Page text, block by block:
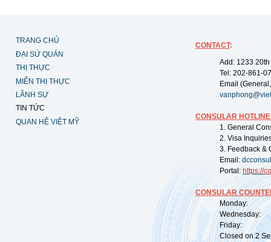
TRANG CHỦ
ĐẠI SỨ QUÁN
THỊ THỰC
MIỄN THỊ THỰC
LÃNH SỰ
TIN TỨC
QUAN HỆ VIỆT MỸ
CONTACT:
Add: 1233
Tel: 202-861-
Email
CONSULAR
1. General
2. Visa
3. Feedback &
Email:
Portal: https://
CONSULAR
Monday:
Wednesday:
Friday:
Closed on 2